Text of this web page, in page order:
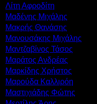
Λίτη Αφροδίτη
Μαδένης Μιχάλης
Μακρής Θανάσης
Μανουσάκης Μιχάλης
Μαντζαβίνος Τάσος
Μαράτος Ανδρέας
Μαρκίδης Χρήστος
Μαρούδα Καλλιρόη
Μαστιχιάδης Φώτης